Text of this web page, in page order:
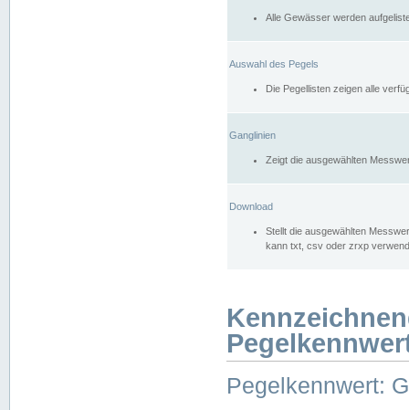
Alle Gewässer werden
Auswahl des Pegels
Die Pegellisten zeigen alle
Ganglinien
Zeigt die ausgewählten
Download
Stellt die ausgewählten
kann txt, csv oder zrxp
Pegelkennwert: